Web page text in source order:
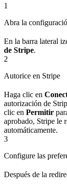
1
Abra la
En la barra lateral
de Stripe.
2
Autorice en Stripe
Haga clic en
autorización de
clic en Permitir
aprobado, Stripe le
automáticamente.
3
Configure las
Después de la